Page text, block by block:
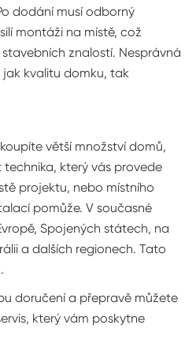
dodání musí odborný
montáži na místě, což
znalostí. Nesprávná
kvalitu domku, tak
větší množství domů,
který vás provede
projektu, nebo místního
pomůže. V současné
Spojených státech, na
a dalších regionech. Tato
doručení a přepravě můžete
který vám poskytne